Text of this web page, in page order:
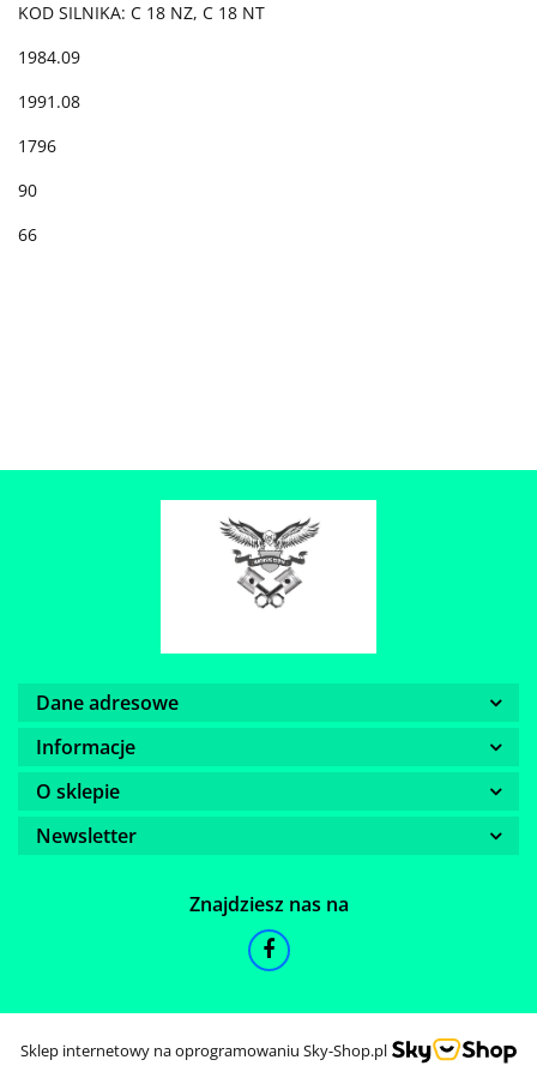
KOD SILNIKA: C 18 NZ, C 18 NT
1984.09
1991.08
1796
90
66
Dane adresowe
Informacje
O sklepie
Newsletter
Znajdziesz nas na
Sklep internetowy na oprogramowaniu Sky-Shop.pl